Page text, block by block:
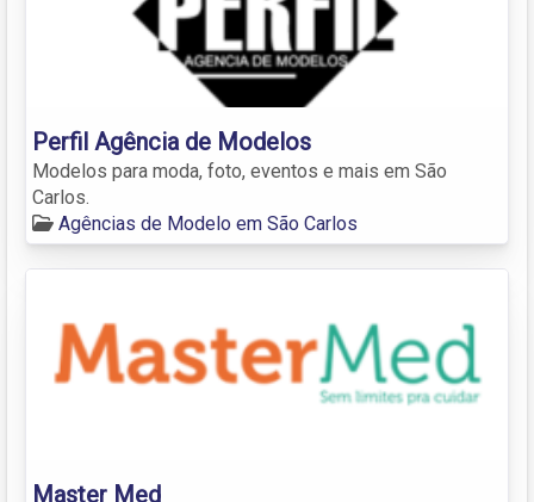
Perfil Agência de Modelos
Modelos para moda, foto, eventos e mais em São
Carlos.
Agências de Modelo em São Carlos
Master Med